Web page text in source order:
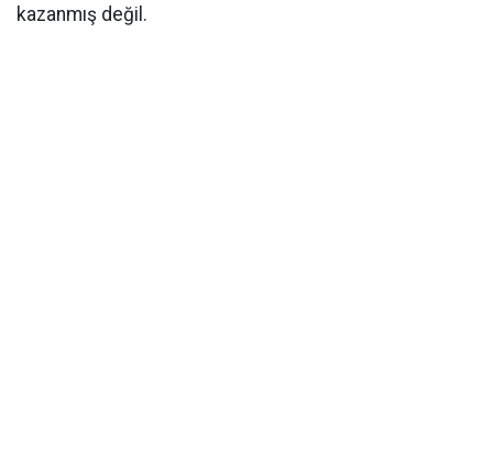
kazanmış değil.